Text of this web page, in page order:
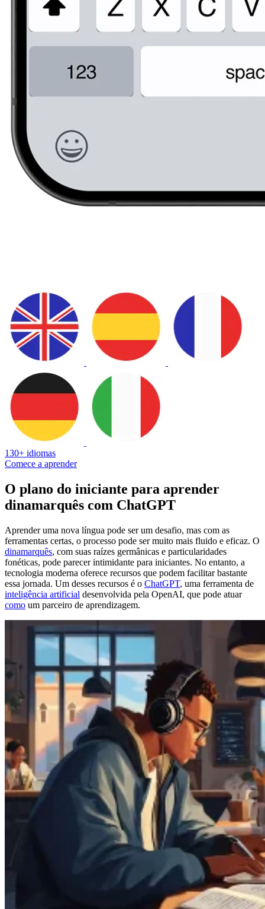
130+ idiomas
Comece a aprender
O plano do iniciante para aprender
dinamarquês com ChatGPT
Aprender uma nova língua pode ser um desafio, mas com as
ferramentas certas, o processo pode ser muito mais fluido e eficaz. O
dinamarquês, com suas raízes germânicas e particularidades
fonéticas, pode parecer intimidante para iniciantes. No entanto, a
tecnologia moderna oferece recursos que podem facilitar bastante
essa jornada. Um desses recursos é o ChatGPT, uma ferramenta de
inteligência artificial desenvolvida pela OpenAI, que pode atuar
como um parceiro de aprendizagem.